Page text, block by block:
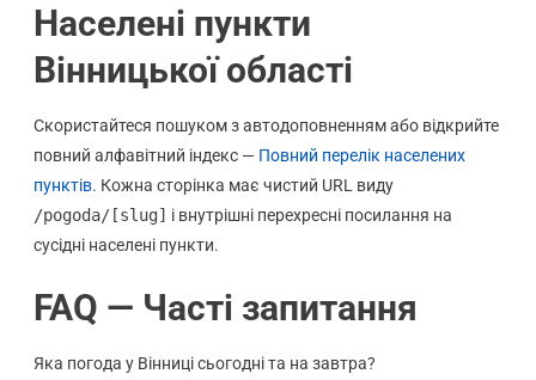
Населені пункти
Вінницької області
Скористайтеся пошуком з автодоповненням або відкрийте
повний алфавітний індекс — Повний перелік населених
пунктів. Кожна сторінка має чистий URL виду
/pogoda/[slug] і внутрішні перехресні посилання на
сусідні населені пункти.
FAQ — Часті запитання
Яка погода у Вінниці сьогодні та на завтра?